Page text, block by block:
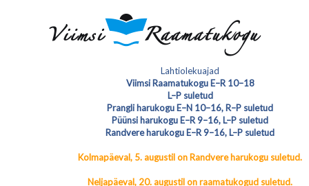
Fred Rõigase emadepäeva kontsert
8. mail kell 18:00 Viimsi Raamatukogu
suures saalis Ootame teid kaunist
kontserti nautima! Sissepääs vaba
Rõigase emadepäeva kontsert “Südamest
Südamesse”
Lahtiolekuajad
Viimsi Raamatukogu E–R 10–18
L–P suletud
Prangli harukogu E–N 10–16, R–P suletud
Püünsi harukogu E–R 9–16, L–P suletud
Randvere harukogu E–R 9–16, L–P suletud
Kolmapäeval, 5. augustil on Randvere harukogu suletud.
Neljapäeval, 20. augustil on raamatukogud suletud.